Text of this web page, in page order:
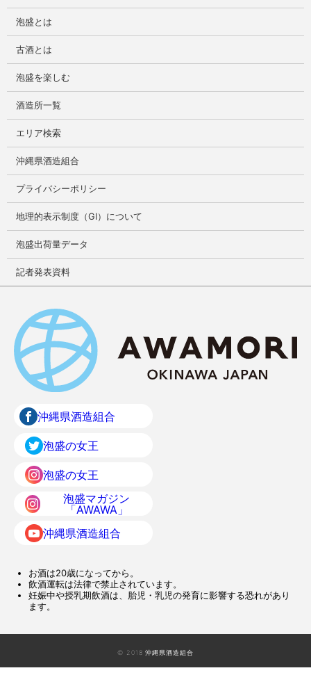
泡盛とは
古酒とは
泡盛を楽しむ
酒造所一覧
エリア検索
沖縄県酒造組合
プライバシーポリシー
地理的表示制度（GI）について
泡盛出荷量データ
記者発表資料
沖縄県酒造組合
泡盛の女王
泡盛の女王
泡盛マガジン
「AWAWA」
沖縄県酒造組合
お酒は20歳になってから。
飲酒運転は法律で禁止されています。
妊娠中や授乳期飲酒は、胎児・乳児の発育に影響する恐れがあり
ます。
© 2018 沖縄県酒造組合